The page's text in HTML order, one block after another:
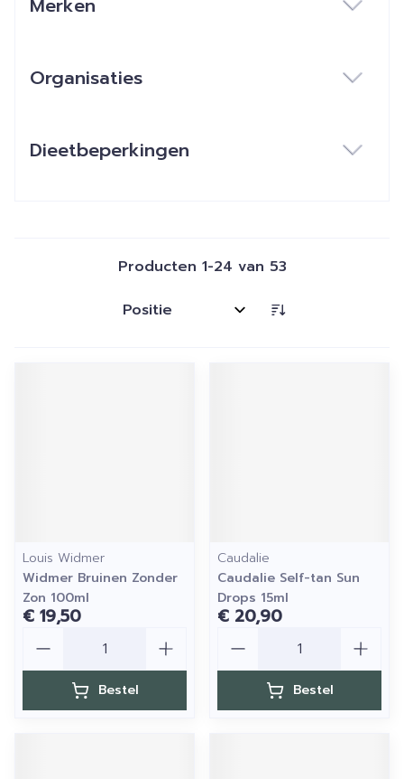
Merken
Organisaties
Dieetbeperkingen
Producten 1-24 van 53
Sorteer op:
Louis Widmer
Widmer Bruinen Zonder
Zon 100ml
€ 19,50
Bestel
Caudalie
Caudalie Self-tan Sun
Drops 15ml
€ 20,90
Bestel